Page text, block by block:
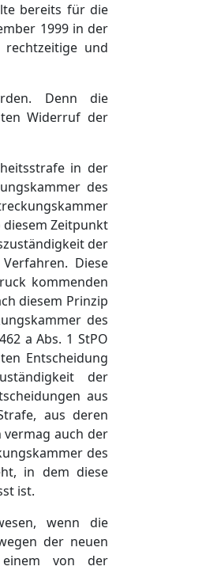
bereits für die
1999 in der
rechtzeitige und
Denn die
Widerruf der
in der
des
Zeitpunkt
der
Diese
kommenden
diesem Prinzip
des
a Abs. 1 StPO
Entscheidung
der
aus
aus deren
vermag auch der
des
in dem diese
ist.
wenn die
der neuen
einem von der